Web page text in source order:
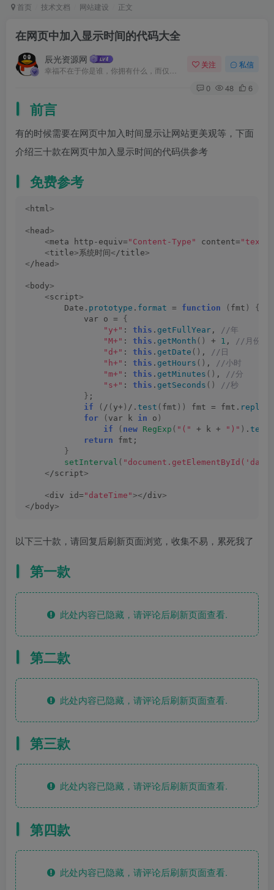
首页 技术文档 网站建设 正文
在网页中加入显示时间的代码大全
辰光资源网 关注 私信
0 48 6
前言
有的时候需要在网页中加入时间显示让网站更美观等，下面
介绍三十款在网页中加入显示时间的代码供参考
免费参考
< html>
< head>
<meta http-equiv= "Content-Type" content= "text/
<title>系统时间< /title>
< /head>
< body>
<script>
        Date.
prototype . format = function ( fmt )
{
            var o =
{
"y+" : this . getFullYear ,
//年
"M+" : this . getMonth () + 1 ,
//月份
"d+" : this . getDate () ,
//日
"h+" : this . getHours () ,
//小时
"m+" : this . getMinutes () ,
//分
"s+" : this . getSeconds ()
//秒
} ;
if
( / ( y+ ) /. test ( fmt )) fmt = fmt. replace
for
( var k in o )
if
( new RegExp ( "(" + k + ")" ) . test
return fmt;
}
setInterval (
< /script>
<div id= "dateTime">< /div>
< /body>
以下三十款，请回复后刷新页面浏览，收集不易，累死我了
第一款
此处内容已隐藏，请评论后刷新页面查看.
第二款
此处内容已隐藏，请评论后刷新页面查看.
第三款
此处内容已隐藏，请评论后刷新页面查看.
第四款
此处内容已隐藏，请评论后刷新页面查看.